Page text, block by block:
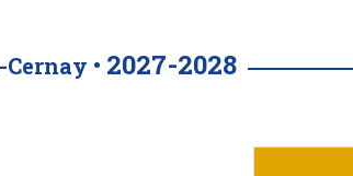
• 2027-2028